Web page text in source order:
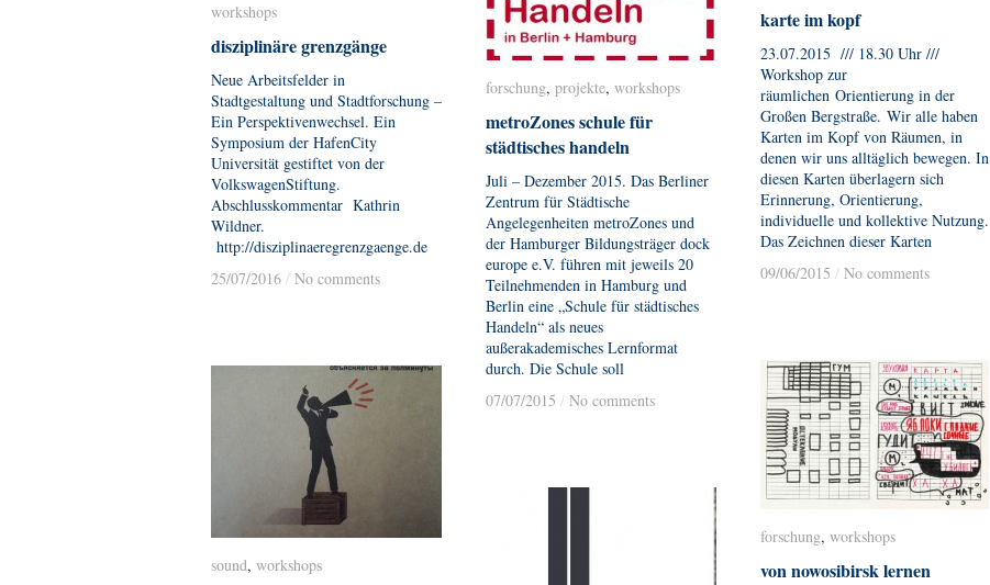
workshops
disziplinäre grenzgänge
Neue Arbeitsfelder in
Stadtgestaltung und Stadtforschung –
Ein Perspektivenwechsel. Ein
Symposium der HafenCity
Universität gestiftet von der
VolkswagenStiftung.
Abschlusskommentar Kathrin
Wildner.
http://disziplinaeregrenzgaenge.de
25/07/2016 / No comments
workshops
disziplinäre grenzgänge
25/07/2016 / No comments
forschung, projekte, workshops
metroZones schule für
städtisches handeln
Juli – Dezember 2015. Das Berliner
Zentrum für Städtische
Angelegenheiten metroZones und
der Hamburger Bildungsträger dock
europe e.V. führen mit jeweils 20
Teilnehmenden in Hamburg und
Berlin eine „Schule für städtisches
Handeln“ als neues
außerakademisches Lernformat
durch. Die Schule soll
07/07/2015 / No comments
forschung projekte workshops
metroZones schule für
städtisches handeln
07/07/2015 / No comments
karte im kopf
23.07.2015 /// 18.30 Uhr ///
Workshop zur
räumlichen Orientierung in der
Großen Bergstraße. Wir alle haben
Karten im Kopf von Räumen, in
denen wir uns alltäglich bewegen. In
diesen Karten überlagern sich
Erinnerung, Orientierung,
individuelle und kollektive Nutzung.
Das Zeichnen dieser Karten
09/06/2015 / No comments
karte im kopf
09/06/2015 / No comments
forschung, workshops
von nowosibirsk lernen
forschung workshops
von nowosibirsk lernen
sound, workshops
sound workshops